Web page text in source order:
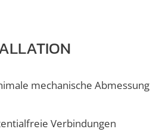
mechanische Abmessung
Verbindungen